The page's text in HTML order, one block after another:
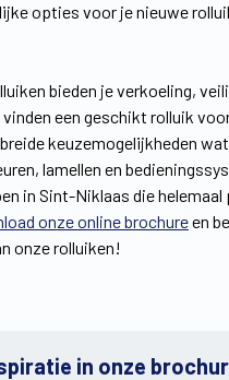
opties voor je nieuwe
bieden je verkoeling,
een geschikt rolluik
keuzemogelijkheden
lamellen en
in Sint-Niklaas die helemaal
onze online brochureen
onze rolluiken!
in onze